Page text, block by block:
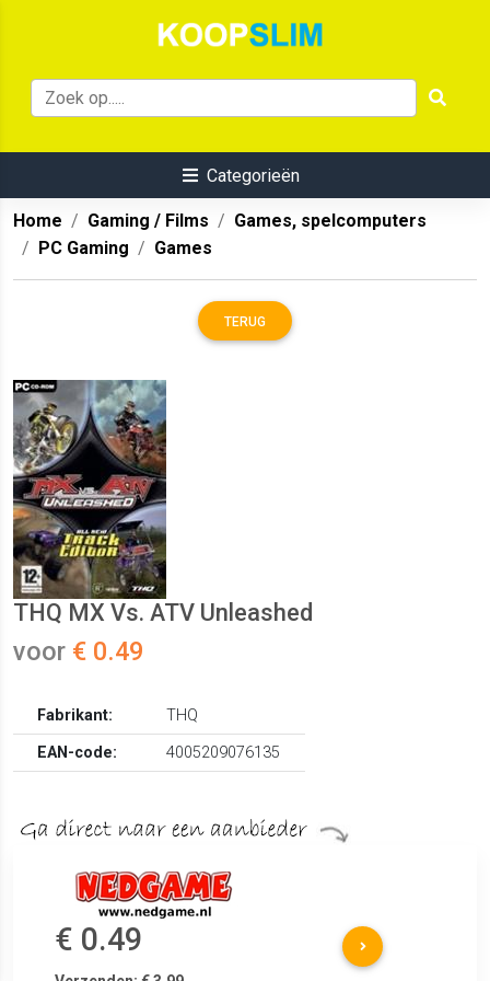
Categorieën
Home Gaming / Films
Games, spelcomputers
PC Gaming
Games
TERUG
THQ MX Vs. ATV Unleashed
voor € 0.49
Fabrikant:
THQ
EAN-code:
4005209076135
€ 0.49